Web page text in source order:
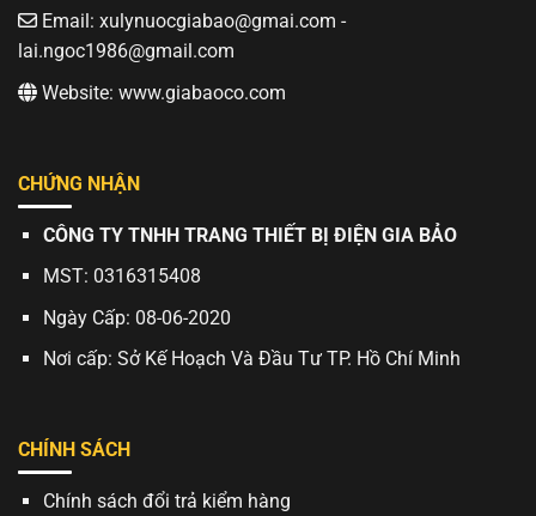
Email: xulynuocgiabao@gmai.com -
lai.ngoc1986@gmail.com
Website: www.giabaoco.com
CHỨNG NHẬN
CÔNG TY TNHH TRANG THIẾT BỊ ĐIỆN GIA BẢO
MST: 0316315408
Ngày Cấp: 08-06-2020
Nơi cấp: Sở Kế Hoạch Và Đầu Tư TP. Hồ Chí Minh
CHÍNH SÁCH
Chính sách đổi trả kiểm hàng